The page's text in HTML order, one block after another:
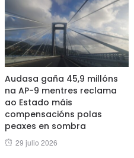
Audasa gaña 45,9 millóns
na AP-9 mentres reclama
ao Estado máis
compensacións polas
peaxes en sombra
Posted
29 julio 2026